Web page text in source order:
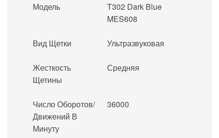
Модель
T302 Dark Blue
MES608
Вид Щетки Ультразвуковая
Жесткость
Щетины
Средняя
Число Оборотов/
Движений В
Минуту
36000